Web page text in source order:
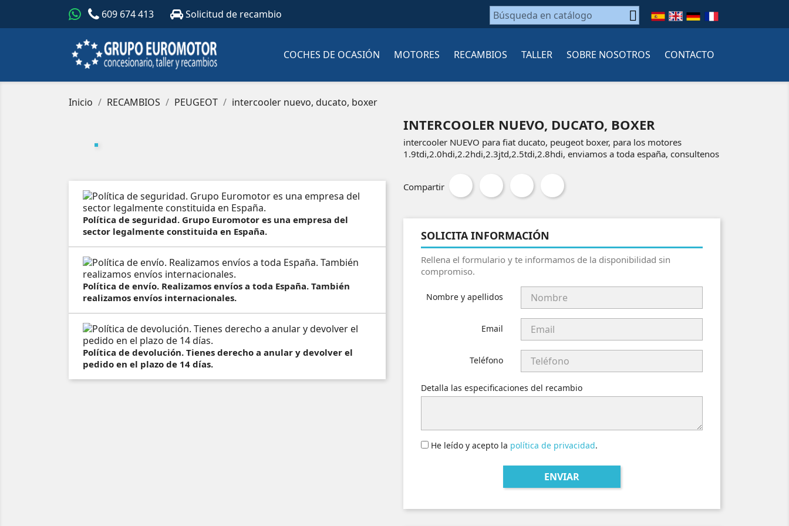
609 674 413 Solicitud de recambio 
COCHES DE OCASIÓN MOTORES RECAMBIOS TALLER SOBRE NOSOTROS CONTACTO
Inicio RECAMBIOS PEUGEOT intercooler nuevo, ducato, boxer
Política de seguridad. Grupo Euromotor es una empresa del
sector legalmente constituida en España.
Política de envío. Realizamos envíos a toda España. También
realizamos envíos internacionales.
Política de devolución. Tienes derecho a anular y devolver el
pedido en el plazo de 14 días.
INTERCOOLER NUEVO, DUCATO, BOXER
intercooler NUEVO para fiat ducato, peugeot boxer, para los motores
1.9tdi,2.0hdi,2.2hdi,2.3jtd,2.5tdi,2.8hdi, enviamos a toda españa, consultenos
Compartir
SOLICITA INFORMACIÓN
Rellena el formulario y te informamos de la disponibilidad sin
compromiso.
Nombre y apellidos
Email
Teléfono
Detalla las especificaciones del recambio
He leído y acepto la política de privacidad.